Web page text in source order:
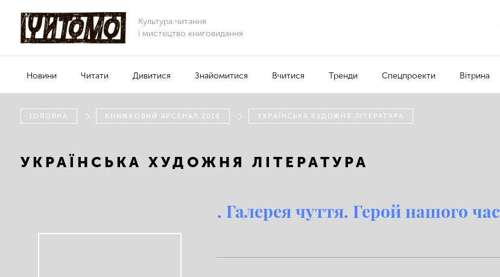
Культура читання
і мистецтво книговидання
Новини Читати Дивитися Знайомитися Вчитися Тренди Спецпроекти Вітрина
ГОЛОВНА КНИЖКОВИЙ АРСЕНАЛ 2018 УКРАЇНСЬКА ХУДОЖНЯ ЛІТЕРАТУРА
УКРАЇНСЬКА ХУДОЖНЯ ЛІТЕРАТУРА
. Галерея чуття. Герой нашого час